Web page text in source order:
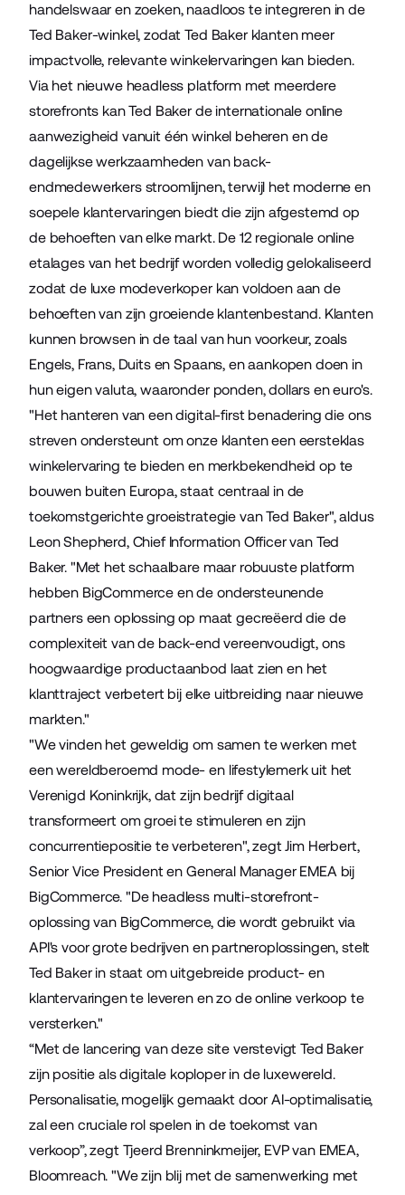
handelswaar en zoeken, naadloos te integreren in de
Ted Baker-winkel, zodat Ted Baker klanten meer
impactvolle, relevante winkelervaringen kan bieden.
Via het nieuwe headless platform met meerdere
storefronts kan Ted Baker de internationale online
aanwezigheid vanuit één winkel beheren en de
dagelijkse werkzaamheden van back-
endmedewerkers stroomlijnen, terwijl het moderne en
soepele klantervaringen biedt die zijn afgestemd op
de behoeften van elke markt. De 12 regionale online
etalages van het bedrijf worden volledig gelokaliseerd
zodat de luxe modeverkoper kan voldoen aan de
behoeften van zijn groeiende klantenbestand. Klanten
kunnen browsen in de taal van hun voorkeur, zoals
Engels, Frans, Duits en Spaans, en aankopen doen in
hun eigen valuta, waaronder ponden, dollars en euro's.
"Het hanteren van een digital-first benadering die ons
streven ondersteunt om onze klanten een eersteklas
winkelervaring te bieden en merkbekendheid op te
bouwen buiten Europa, staat centraal in de
toekomstgerichte groeistrategie van Ted Baker", aldus
Leon Shepherd, Chief Information Officer van Ted
Baker. "Met het schaalbare maar robuuste platform
hebben BigCommerce en de ondersteunende
partners een oplossing op maat gecreëerd die de
complexiteit van de back-end vereenvoudigt, ons
hoogwaardige productaanbod laat zien en het
klanttraject verbetert bij elke uitbreiding naar nieuwe
markten."
"We vinden het geweldig om samen te werken met
een wereldberoemd mode- en lifestylemerk uit het
Verenigd Koninkrijk, dat zijn bedrijf digitaal
transformeert om groei te stimuleren en zijn
concurrentiepositie te verbeteren", zegt Jim Herbert,
Senior Vice President en General Manager EMEA bij
BigCommerce. "De headless multi-storefront-
oplossing van BigCommerce, die wordt gebruikt via
API's voor grote bedrijven en partneroplossingen, stelt
Ted Baker in staat om uitgebreide product- en
klantervaringen te leveren en zo de online verkoop te
versterken."
“Met de lancering van deze site verstevigt Ted Baker
zijn positie als digitale koploper in de luxewereld.
Personalisatie, mogelijk gemaakt door AI-optimalisatie,
zal een cruciale rol spelen in de toekomst van
verkoop”, zegt Tjeerd Brenninkmeijer, EVP van EMEA,
Bloomreach. "We zijn blij met de samenwerking met